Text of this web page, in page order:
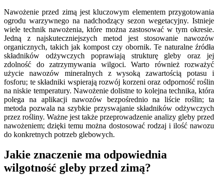
Nawożenie przed zimą jest kluczowym elementem przygotowania
ogrodu warzywnego na nadchodzący sezon wegetacyjny. Istnieje
wiele technik nawożenia, które można zastosować w tym okresie.
Jedną z najskuteczniejszych metod jest stosowanie nawozów
organicznych, takich jak kompost czy obornik. Te naturalne źródła
składników odżywczych poprawiają strukturę gleby oraz jej
zdolność do zatrzymywania wilgoci. Warto również rozważyć
użycie nawozów mineralnych z wysoką zawartością potasu i
fosforu; te składniki wspierają rozwój korzeni oraz odporność roślin
na niskie temperatury. Nawożenie dolistne to kolejna technika, która
polega na aplikacji nawozów bezpośrednio na liście roślin; ta
metoda pozwala na szybkie przyswajanie składników odżywczych
przez rośliny. Ważne jest także przeprowadzenie analizy gleby przed
nawożeniem; dzięki temu można dostosować rodzaj i ilość nawozu
do konkretnych potrzeb glebowych.
Jakie znaczenie ma odpowiednia
wilgotność gleby przed zimą?